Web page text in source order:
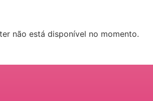
não está disponível no momento.